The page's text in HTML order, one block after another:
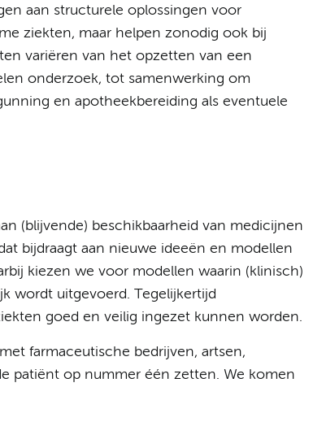
aan structurele oplossingen voor
ziekten, maar helpen zonodig ook bij
variëren van het opzetten van een
onderzoek, tot samenwerking om
en apotheekbereiding als eventuele
(blijvende) beschikbaarheid van medicijnen
bijdraagt aan nieuwe ideeën en modellen
kiezen we voor modellen waarin (klinisch)
wordt uitgevoerd. Tegelijkertijd
goed en veilig ingezet kunnen worden.
farmaceutische bedrijven, artsen,
patiënt op nummer één zetten. We komen